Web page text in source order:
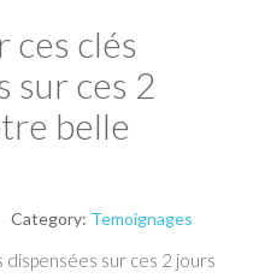
ces clés
sur ces 2
belle
Category: Temoignages
dispensées sur ces 2 jours